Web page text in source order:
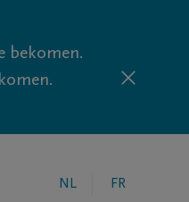
bekomen.
NL FR